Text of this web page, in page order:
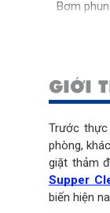
Bơm
Chức năng
Xuất xứ
Dung tích
Dung tích
GIỚI
Trước
phòng,
giặt thảm
Supper
biến hiện